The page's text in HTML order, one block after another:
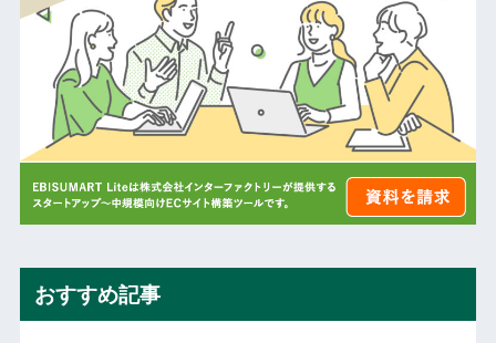
おすすめ記事